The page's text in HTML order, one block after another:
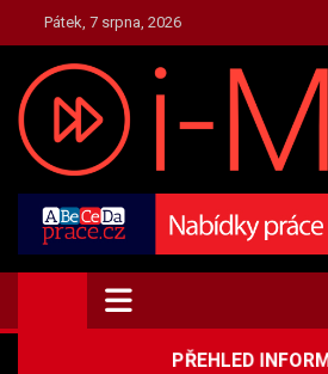
to
content
Pátek, 7 srpna, 2026
TOP.I-MAG.CZ
Magazín Zpravodajství
PŘEHLED